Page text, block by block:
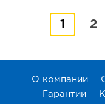
1 2
О компании
Гарантии